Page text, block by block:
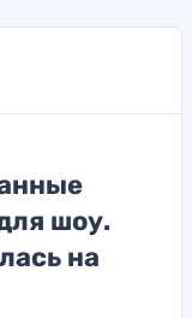
шоу.
на